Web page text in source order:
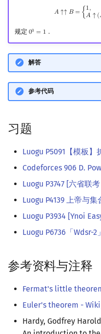
𝐴 ↑↑ 𝐵 = { 1,
𝐴 ↑ (
A↑↑ ={ 1,B
规定 00 = 1
00 =1 ．
解答
参考代码
习题
Luogu P5091【模板】
Codeforces 906 D.
Luogu P3747 [六省联
Luogu P4139 上帝与
Luogu P3934 [Ynoi
Luogu P6736「Wdsr-
参考资料与注释
Fermat's little
Euler's theorem -
Hardy, Godfrey